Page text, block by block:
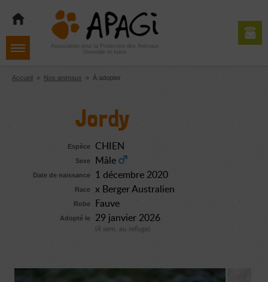
navigation
contenu
Aller
pied
de
Association pour la Protection des Animaux
Grenoble et Isère
Accueil » Nos animaux » À adopter
Jordy
Espèce CHIEN
Sexe Mâle
Date de naissance 1 décembre 2020
Race x Berger Australien
Robe Fauve
Adopté le 29 janvier 2026
(4 sem. au refuge)